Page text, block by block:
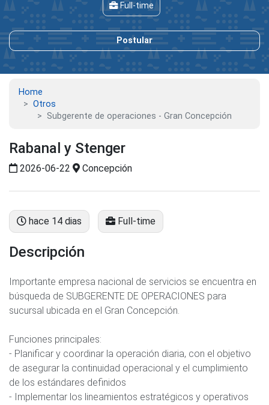
Full-time
Postular
Home
Otros
Subgerente de operaciones - Gran Concepción
Rabanal y Stenger
2026-06-22 Concepción
hace 14 dias Full-time
Descripción
Importante empresa nacional de servicios se encuentra en
búsqueda de SUBGERENTE DE OPERACIONES para
sucursal ubicada en el Gran Concepción.
Funciones principales:
- Planificar y coordinar la operación diaria, con el objetivo
de asegurar la continuidad operacional y el cumplimiento
de los estándares definidos
- Implementar los lineamientos estratégicos y operativos